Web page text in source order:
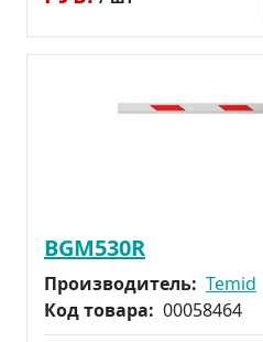
BGM530R
Производитель: Temid
Код товара: 00058464